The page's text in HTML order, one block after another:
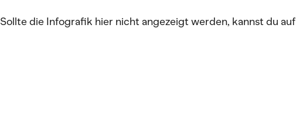
Sollte die Infografik hier nicht angezeigt werden, kannst du auf